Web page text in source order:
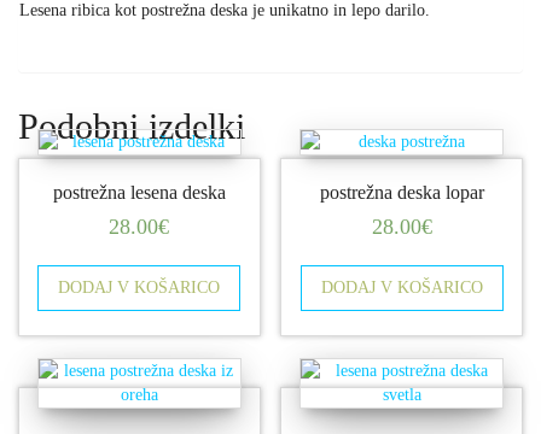
Lesena ribica kot postrežna deska je unikatno in lepo darilo.
Podobni izdelki
postrežna lesena deska
28.00€
DODAJ V KOŠARICO
postrežna deska lopar
28.00€
DODAJ V KOŠARICO